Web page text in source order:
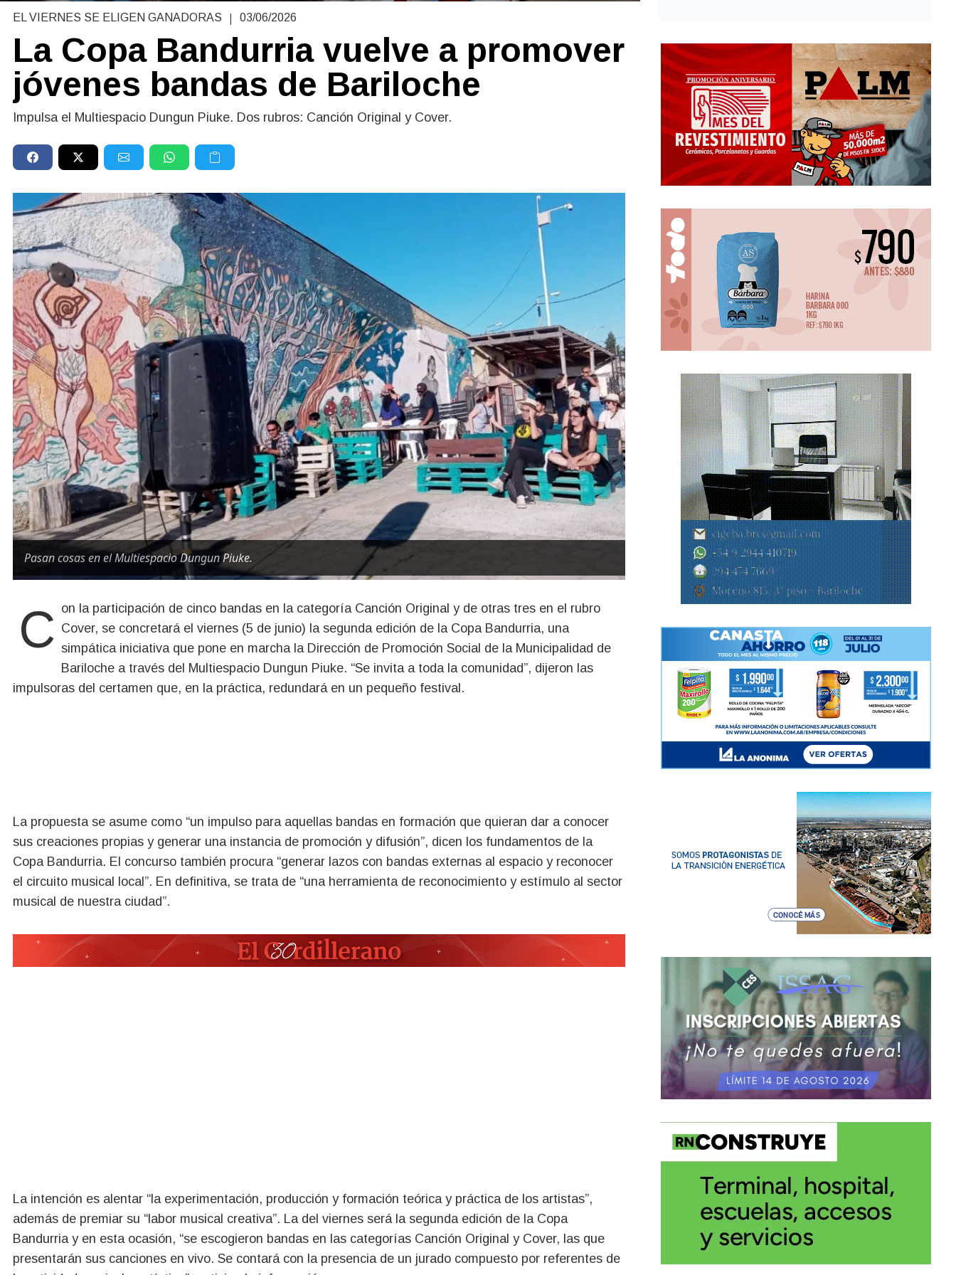
EL VIERNES SE ELIGEN GANADORAS | 03/06/2026
La Copa Bandurria vuelve a promover
jóvenes bandas de Bariloche
Impulsa el Multiespacio Dungun Piuke. Dos rubros: Canción Original y Cover.
Pasan cosas en el Multiespacio Dungun Piuke.
Con la participación de cinco bandas en la categoría Canción Original y de otras tres en el rubro Cover, se concretará el viernes (5 de junio) la segunda edición de la Copa Bandurria, una
simpática iniciativa que pone en marcha la Dirección de Promoción Social de la Municipalidad de
Bariloche a través del Multiespacio Dungun Piuke. “Se invita a toda la comunidad”, dijeron las
impulsoras del certamen que, en la práctica, redundará en un pequeño festival.
La propuesta se asume como “un impulso para aquellas bandas en formación que quieran dar a conocer
sus creaciones propias y generar una instancia de promoción y difusión”, dicen los fundamentos de la
Copa Bandurria. El concurso también procura “generar lazos con bandas externas al espacio y reconocer
el circuito musical local”. En definitiva, se trata de “una herramienta de reconocimiento y estímulo al sector
musical de nuestra ciudad”.
La intención es alentar “la experimentación, producción y formación teórica y práctica de los artistas”,
además de premiar su “labor musical creativa”. La del viernes será la segunda edición de la Copa
Bandurria y en esta ocasión, “se escogieron bandas en las categorías Canción Original y Cover, las que
presentarán sus canciones en vivo. Se contará con la presencia de un jurado compuesto por referentes de